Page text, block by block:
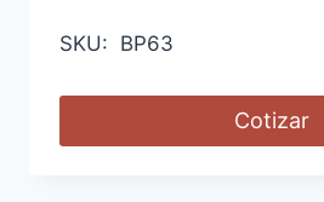
SKU: BP63
Cotizar